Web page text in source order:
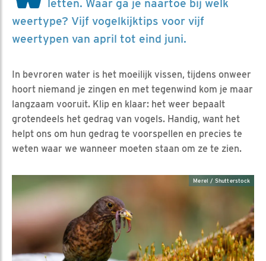
letten. Waar ga je naartoe bij welk
weertype? Vijf vogelkijktips voor vijf
weertypen van april tot eind juni.
In bevroren water is het moeilijk vissen, tijdens onweer
hoort niemand je zingen en met tegenwind kom je maar
langzaam vooruit. Klip en klaar: het weer bepaalt
grotendeels het gedrag van vogels. Handig, want het
helpt ons om hun gedrag te voorspellen en precies te
weten waar we wanneer moeten staan om ze te zien.
Merel / Shutterstock